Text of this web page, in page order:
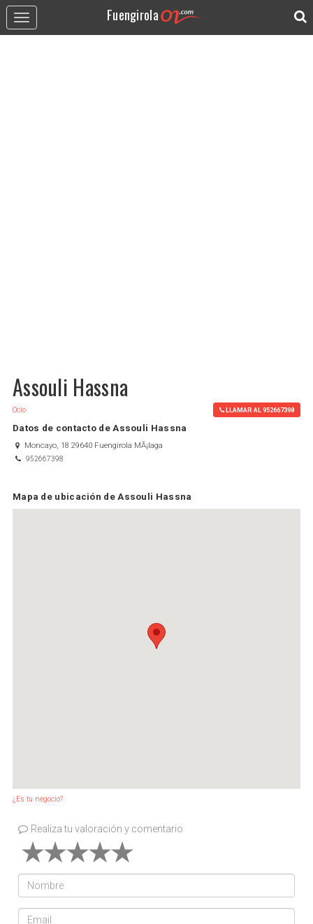
Toggle
navigation
Fuengirola
Assouli Hassna
Ocio LLAMAR AL 952667398
Datos de contacto de Assouli Hassna
Moncayo, 18 29640 Fuengirola MÃ¡laga
952667398
Mapa de ubicación de Assouli Hassna
¿Es tu negocio?
Realiza tu valoración y comentario